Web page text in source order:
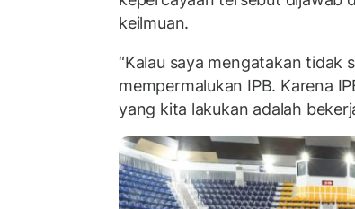
keilmuan.
“Kalau saya mengatakan tidak
mempermalukan IPB. Karena
yang kita lakukan adalah